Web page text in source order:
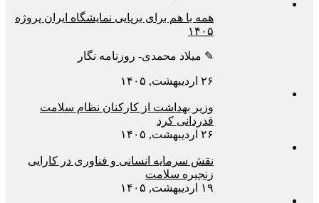
همه با هم برای برپایی نمایشگاه ایران پروژه
۱۴۰۵
✎ میلاد محمدی- روزنامه نگار
۲۶ اردیبهشت, ۱۴۰۵
وزیر بهداشت از کارکنان نظام سلامت
قدردانی کرد
۲۶ اردیبهشت, ۱۴۰۵
نقش سرمایه انسانی و فناوری در کارایی
زنجیره سلامت
۱۹ اردیبهشت, ۱۴۰۵